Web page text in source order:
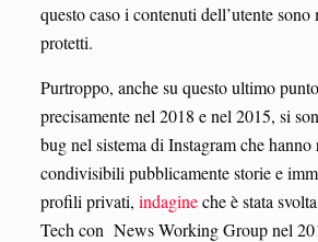
questo caso i contenuti dell’utente sono
protetti.
Purtroppo, anche su questo ultimo
precisamente nel 2018 e nel 2015, si
bug nel sistema di Instagram che hanno
condivisibili pubblicamente storie e
profili privati, indagineche è stata
Tech con News Working Group nel